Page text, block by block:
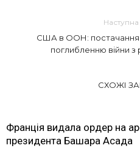
США в ООН: постачання
поглибленню війни з
СХОЖІ
Франція видала ордер на
президента Башара Асада